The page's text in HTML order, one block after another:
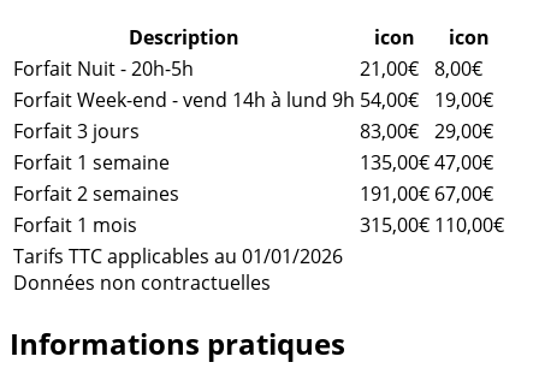
Description icon
icon
Forfait Nuit - 20h-5h
21,00€ 8,00€
Forfait Week-end - vend 14h à lund 9h 54,00€
19,00€
Forfait 3 jours
83,00€ 29,00€
Forfait 1 semaine
135,00€47,00€
Forfait 2 semaines
191,00€ 67,00€
Forfait 1 mois
315,00€ 110,00€
Tarifs TTC applicables au 01/01/2026
Données non contractuelles
Informations pratiques